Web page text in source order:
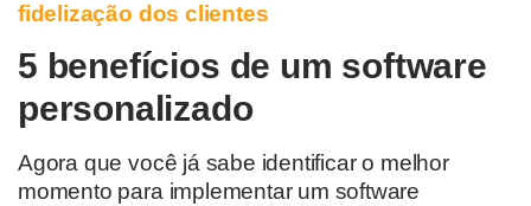
fidelização dos clientes
5 benefícios de um software
personalizado
Agora que você já sabe identificar o melhor
momento para implementar um software